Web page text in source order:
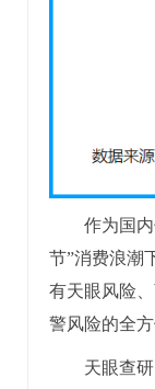
作为国
节”消费浪潮
有天眼风险
警风险的全
天眼查